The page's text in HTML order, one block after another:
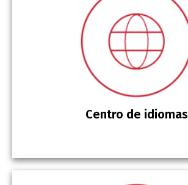
Centro de idiomas